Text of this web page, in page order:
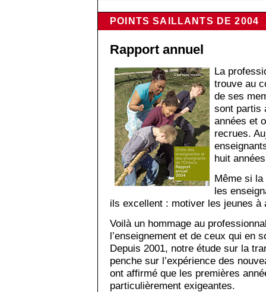
POINTS SAILLANTS DE 2004
Rapport annuel
La
trouve au
de ses
sont partis
années et
recrues.
huit
Même si
les
ils excellent : motiver les jeunes à
Voilà un hommage au
l’enseignement et de ceux qui en
Depuis 2001, notre étude sur la
penche sur l’expérience des
ont affirmé que les premières
particulièrement exigeantes.